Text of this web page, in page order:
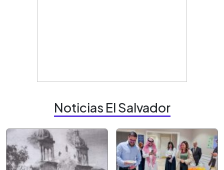
Noticias El Salvador